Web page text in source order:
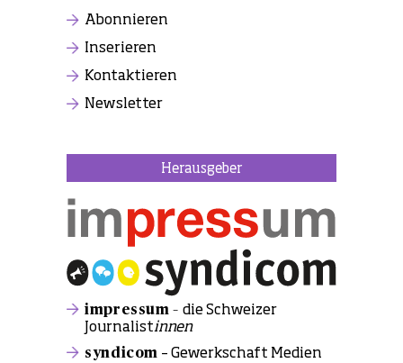
Abonnieren
Inserieren
Kontaktieren
Newsletter
Herausgeber
impressum – die Schweizer
Journalistinnen
syndicom – Gewerkschaft Medien